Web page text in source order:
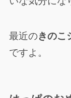
最近のきのこ
ですよ。